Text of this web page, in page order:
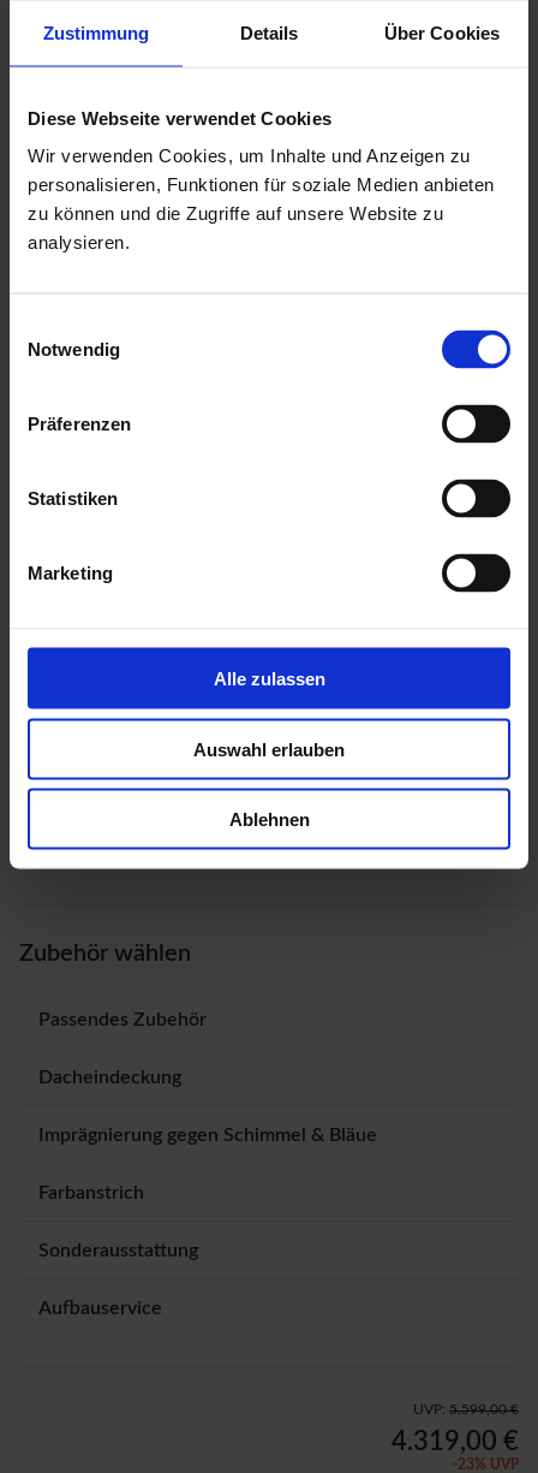
Zustimmung Details Über Cookies
Diese Webseite verwendet Cookies
Wir verwenden Cookies, um Inhalte und Anzeigen zu
personalisieren, Funktionen für soziale Medien anbieten
zu können und die Zugriffe auf unsere Website zu
analysieren.
Notwendig
Präferenzen
Statistiken
Marketing
Alle zulassen
Auswahl erlauben
Ablehnen
Tür mit einer niedrigen Metallschwelle
mit aufgesetzten Sprossen in Türen
18,5 mm Nut & Feder Holz für Dachbereich
ohne Fussboden & Unterkonstruktion
mit Echtglaseinsätzen als kostenlose Beigabe
Zubehör wählen
Passendes Zubehör
Dacheindeckung
Imprägnierung gegen Schimmel & Bläue
Farbanstrich
Sonderausstattung
Aufbauservice
UVP: 5.599,00 €
4.319,00 €
-23% UVP